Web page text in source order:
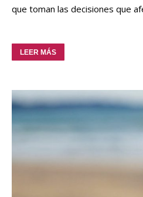
que toman las decisiones que
LEER MÁS